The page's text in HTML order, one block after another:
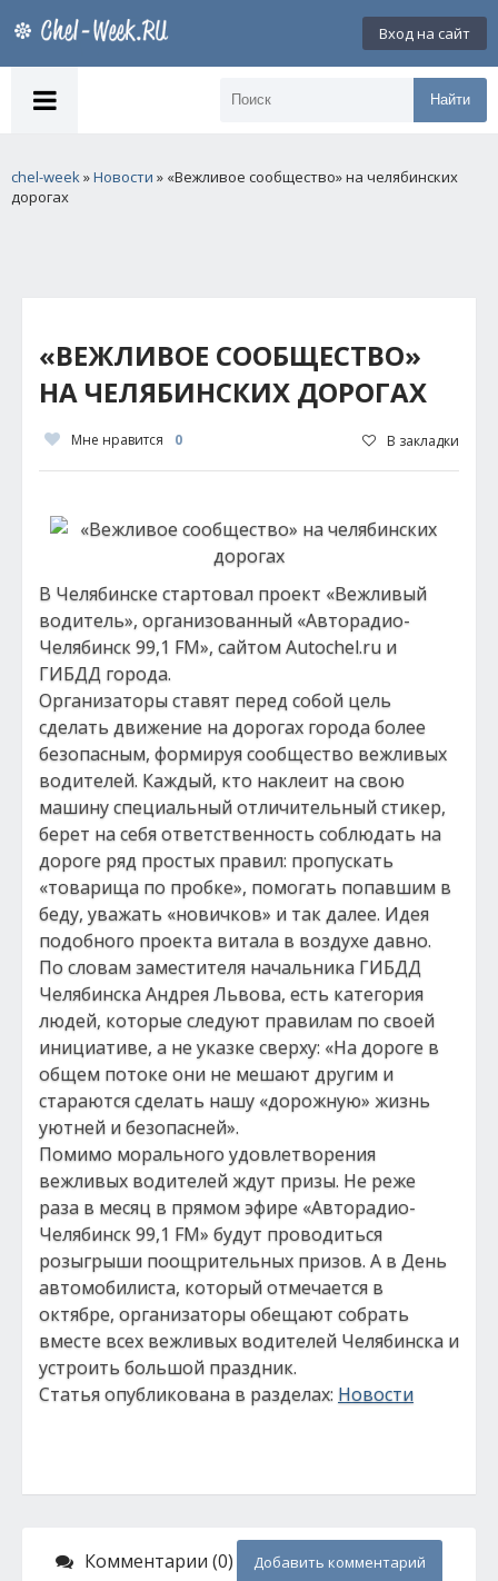
Вход на сайт
Найти
chel-week»Новости » «Вежливое сообщество» на челябинских
дорогах
«ВЕЖЛИВОЕ СООБЩЕСТВО»
НА ЧЕЛЯБИНСКИХ ДОРОГАХ
Мне нравится 0 В закладки
В Челябинске стартовал проект «Вежливый
водитель», организованный «Авторадио-
Челябинск 99,1 FM», сайтом Autochel.ru и
ГИБДД города.
Организаторы ставят перед собой цель
сделать движение на дорогах города более
безопасным, формируя сообщество вежливых
водителей. Каждый, кто наклеит на свою
машину специальный отличительный стикер,
берет на себя ответственность соблюдать на
дороге ряд простых правил: пропускать
«товарища по пробке», помогать попавшим в
беду, уважать «новичков» и так далее. Идея
подобного проекта витала в воздухе давно.
По словам заместителя начальника ГИБДД
Челябинска Андрея Львова, есть категория
людей, которые следуют правилам по своей
инициативе, а не указке сверху: «На дороге в
общем потоке они не мешают другим и
стараются сделать нашу «дорожную» жизнь
уютней и безопасней».
Помимо морального удовлетворения
вежливых водителей ждут призы. Не реже
раза в месяц в прямом эфире «Авторадио-
Челябинск 99,1 FM» будут проводиться
розыгрыши поощрительных призов. А в День
автомобилиста, который отмечается в
октябре, организаторы обещают собрать
вместе всех вежливых водителей Челябинска и
устроить большой праздник.
Статья опубликована в разделах: Новости
Комментарии (0) Добавить комментарий